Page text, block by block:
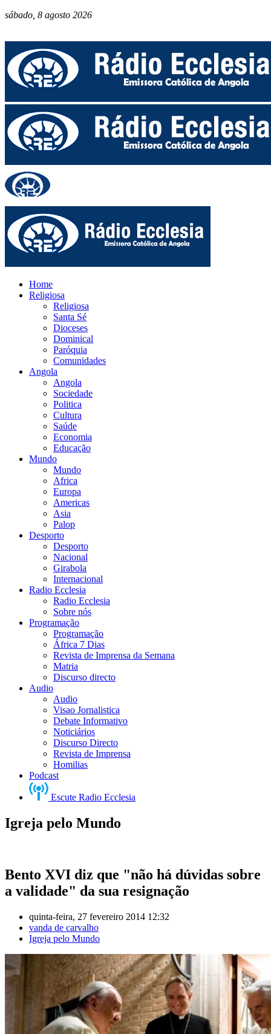
sábado, 8 agosto 2026
Home
Religiosa
Religiosa
Santa Sé
Dioceses
Dominical
Paróquia
Comunidades
Angola
Angola
Sociedade
Politica
Cultura
Saúde
Economia
Educação
Mundo
Mundo
Africa
Europa
Americas
Asia
Palop
Desporto
Desporto
Nacional
Girabola
Internacional
Radio Ecclesia
Radio Ecclesia
Sobre nós
Programação
Programação
África 7 Dias
Revista de Imprensa da Semana
Matria
Discurso directo
Audio
Audio
Visao Jornalistica
Debate Informativo
Noticiários
Discurso Directo
Revista de Imprensa
Homilias
Podcast
Escute Radio Ecclesia
Igreja pelo Mundo
Bento XVI diz que "não há dúvidas sobre
a validade" da sua resignação
quinta-feira, 27 fevereiro 2014 12:32
vanda de carvalho
Igreja pelo Mundo